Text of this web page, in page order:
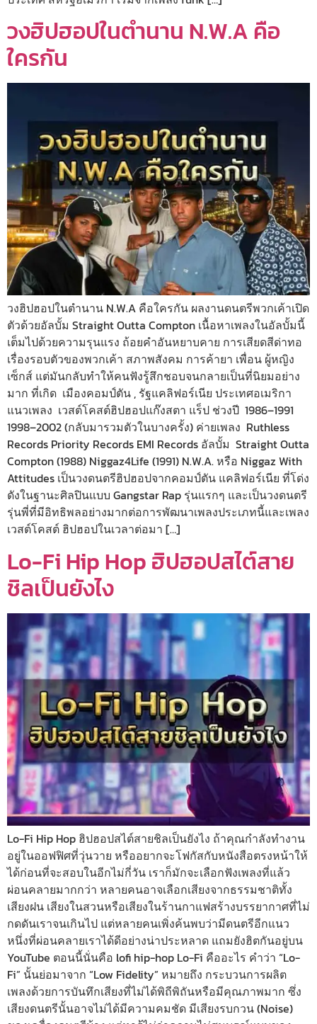
วงฮิปฮอปในตำนาน N.W.A คือ
ใครกัน
วงฮิปฮอปในตำนาน N.W.A คือใครกัน ผลงานดนตรีพวกเค้าเปิด
ตัวด้วยอัลบั้ม Straight Outta Compton เนื้อหาเพลงในอัลบั้มนี้
เต็มไปด้วยความรุนแรง ถ้อยคำอันหยาบคาย การเสียดสีด่าทอ
เรื่องรอบตัวของพวกเค้า สภาพสังคม การค้ายา เพื่อน ผู้หญิง
เซ็กส์ แต่มันกลับทำให้คนฟังรู้สึกชอบจนกลายเป็นที่นิยมอย่าง
มาก ที่เกิด เมืองคอมป์ตัน , รัฐแคลิฟอร์เนีย ประเทศอเมริกา
แนวเพลง เวสต์โคสต์ฮิปฮอปแก๊งสตา แร็ป ช่วงปี 1986–1991
1998–2002 (กลับมารวมตัวในบางครั้ง) ค่ายเพลง Ruthless
Records Priority Records EMI Records อัลบั้ม Straight Outta
Compton (1988) Niggaz4Life (1991) N.W.A. หรือ Niggaz With
Attitudes เป็นวงดนตรีฮิปฮอปจากคอมป์ตัน แคลิฟอร์เนีย ที่โด่ง
ดังในฐานะศิลปินแบบ Gangstar Rap รุ่นแรกๆ และเป็นวงดนตรี
รุ่นพี่ที่มีอิทธิพลอย่างมากต่อการพัฒนาเพลงประเภทนี้และเพลง
เวสต์โคสต์ ฮิปฮอปในเวลาต่อมา […]
Lo-Fi Hip Hop ฮิปฮอปสไต์สาย
ชิลเป็นยังไง
Lo-Fi Hip Hop ฮิปฮอปสไต์สายชิลเป็นยังไง ถ้าคุณกำลังทำงาน
อยู่ในออฟฟิศที่วุ่นวาย หรืออยากจะโฟกัสกับหนังสือตรงหน้าให้
ได้ก่อนที่จะสอบในอีกไม่กี่วัน เราก็มักจะเลือกฟังเพลงที่แล้ว
ผ่อนคลายมากกว่า หลายคนอาจเลือกเสียงจากธรรมชาติทั้ง
เสียงฝน เสียงในสวนหรือเสียงในร้านกาแฟสร้างบรรยากาศที่ไม่
กดดันเราจนเกินไป แต่หลายคนเพิ่งค้นพบว่ามีดนตรีอีกแนว
หนึ่งที่ผ่อนคลายเราได้ดีอย่างน่าประหลาด แถมยังฮิตกันอยู่บน
YouTube ตอนนี้นั่นคือ lofi hip-hop Lo-Fi คืออะไร คำว่า “Lo-
Fi” นั้นย่อมาจาก “Low Fidelity” หมายถึง กระบวนการผลิต
เพลงด้วยการบันทึกเสียงที่ไม่ได้พิถีพิถันหรือมีคุณภาพมาก ซึ่ง
เสียงดนตรีนั้นอาจไม่ได้มีความคมชัด มีเสียงรบกวน (Noise)